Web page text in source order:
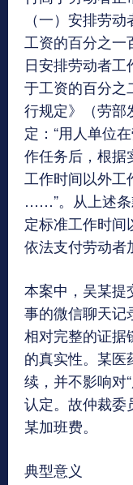
（一）安排劳
工资的百分之一
日安排劳动者
于工资的百分之
行规定》（劳部
定：“用人单位
作任务后，根据
工作时间以外工
……”。从上述条
定标准工作时间
依法支付劳动者
本案中，吴某提
事的微信聊天记
相对完整的证据
的真实性。某医
续，并不影响对
认定。故仲裁委
某加班费。
典型意义